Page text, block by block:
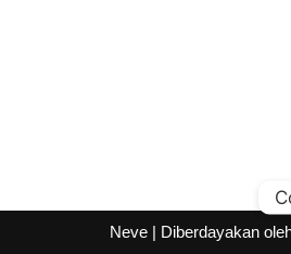
Neve| Diberdayakan